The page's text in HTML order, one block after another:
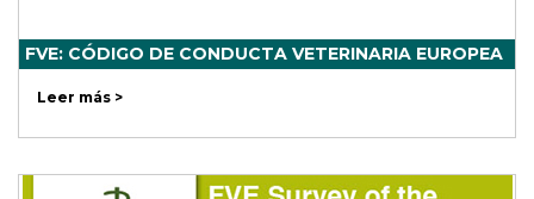
FVE: CÓDIGO DE CONDUCTA VETERINARIA EUROPEA
Leer más >